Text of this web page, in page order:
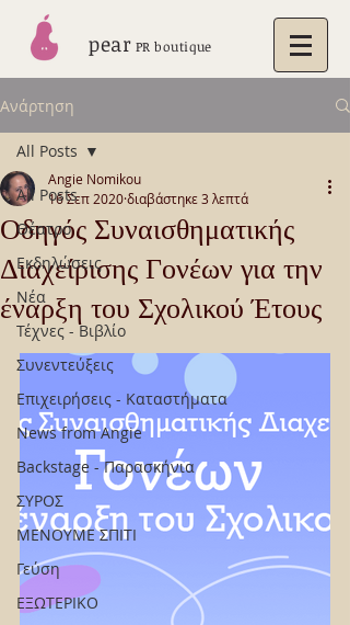
pear PR boutique
Ανάρτηση
All Posts
Θέατρο
Εκδηλώσεις
Νέα
Τέχνες - Βιβλίο
Συνεντεύξεις
Επιχειρήσεις - Καταστήματα
News from Angie
Backstage - Παρασκήνια
ΣΥΡΟΣ
ΜΕΝΟΥΜΕ ΣΠΙΤΙ
Γεύση
ΕΞΩΤΕΡΙΚΟ
All Posts
Οδηγός Συναισθηματικής
Διαχείρισης Γονέων για την
έναρξη του Σχολικού Έτους
Angie Nomikou
16 Σεπ 2020διαβάστηκε 3 λεπτά